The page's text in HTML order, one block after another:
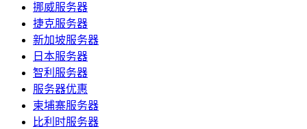
挪威服务器
捷克服务器
新加坡服务器
日本服务器
智利服务器
服务器优惠
柬埔寨服务器
比利时服务器